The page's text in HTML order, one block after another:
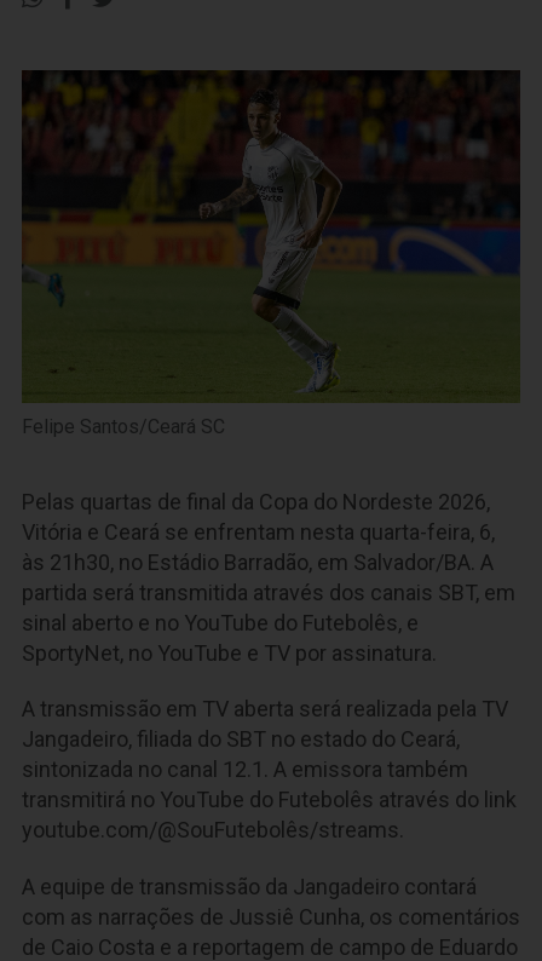
Felipe Santos/Ceará SC
Pelas quartas de final da Copa do Nordeste 2026,
Vitória e Ceará se enfrentam nesta quarta-feira, 6,
às 21h30, no Estádio Barradão, em Salvador/BA. A
partida será transmitida através dos canais SBT, em
sinal aberto e no YouTube do Futebolês, e
SportyNet, no YouTube e TV por assinatura.
A transmissão em TV aberta será realizada pela TV
Jangadeiro, filiada do SBT no estado do Ceará,
sintonizada no canal 12.1. A emissora também
transmitirá no YouTube do Futebolês através do link
youtube.com/@SouFutebolês/streams.
A equipe de transmissão da Jangadeiro contará
com as narrações de Jussiê Cunha, os comentários
de Caio Costa e a reportagem de campo de Eduardo